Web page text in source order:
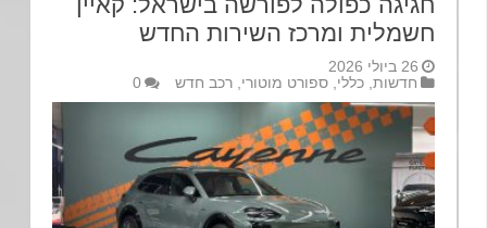
חשמלית ומרכז השירות החדש
26 ביולי 2026
חדשות,כללי ,ספורט מוטורי,רכב חדש